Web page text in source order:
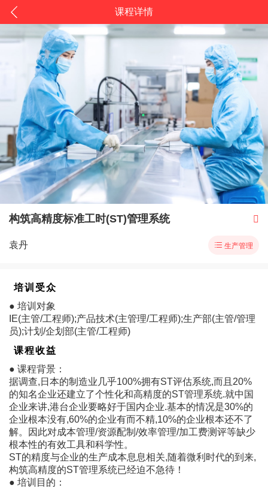
课程详情
构筑高精度标准工时(ST)管理系统 
袁丹  生产管理
培训受众
● 培训对象
IE(主管/工程师);产品技术(主管理/工程师);生产部(主管/管理
员);计划/企划部(主管/工程师)
课程收益
● 课程背景：
据调查,日本的制造业几乎100%拥有ST评估系统,而且20%
的知名企业还建立了个性化和高精度的ST管理系统.就中国
企业来讲,港台企业要略好于国内企业.基本的情况是30%的
企业根本没有,60%的企业有而不精,10%的企业根本还不了
解。因此对成本管理/资源配制/效率管理/加工费测评等缺少
根本性的有效工具和科学性。
ST的精度与企业的生产成本息息相关,随着微利时代的到来,
构筑高精度的ST管理系统已经迫不急待！
● 培训目的：